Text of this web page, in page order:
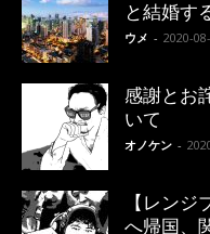
と結婚す
ウメ - 2020-
感謝とお
いて
オノケン -
【レン
へ帰国、